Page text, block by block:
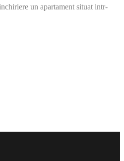
un apartament situat intr-